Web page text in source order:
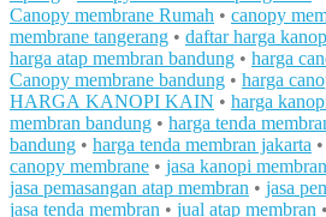
Canopy membrane Rumah • canopy
membrane tangerang • daftar harga
harga atap membran bandung • harga
Canopy membrane bandung • harga
HARGA KANOPI KAIN • harga
membran bandung • harga tenda
bandung • harga tenda membran jakarta •
canopy membrane • jasa kanopi membran
jasa pemasangan atap membran • jasa
jasa tenda membran • jual atap membran •